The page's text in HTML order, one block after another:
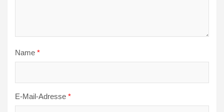
Name *
E-Mail-Adresse *